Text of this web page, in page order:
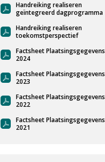
Handreiking realiseren
geïntegreerd dagprogramma
Handreiking realiseren
toekomstperspectief
Factsheet Plaatsingsgegevens
2024
Factsheet Plaatsingsgegevens
2023
Factsheet Plaatsingsgegevens
2022
Factsheet Plaatsingsgegevens
2021